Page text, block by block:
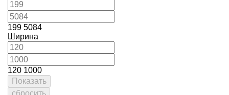
199 5084
Ширина
120 1000
Показать
сбросить